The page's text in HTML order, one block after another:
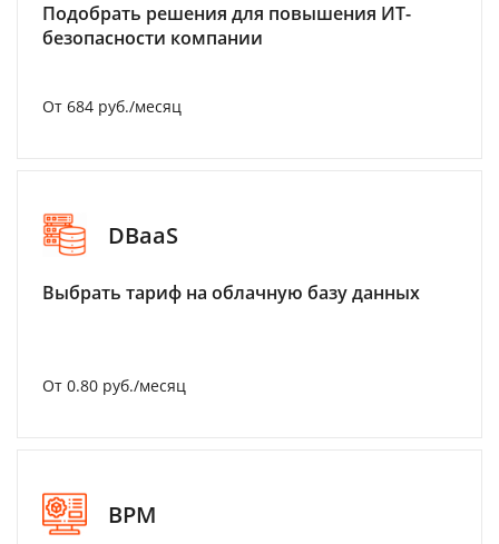
Подобрать решения для повышения ИТ-
безопасности компании
От 684 руб./месяц
DBaaS
Выбрать тариф на облачную базу данных
От 0.80 руб./месяц
BPM